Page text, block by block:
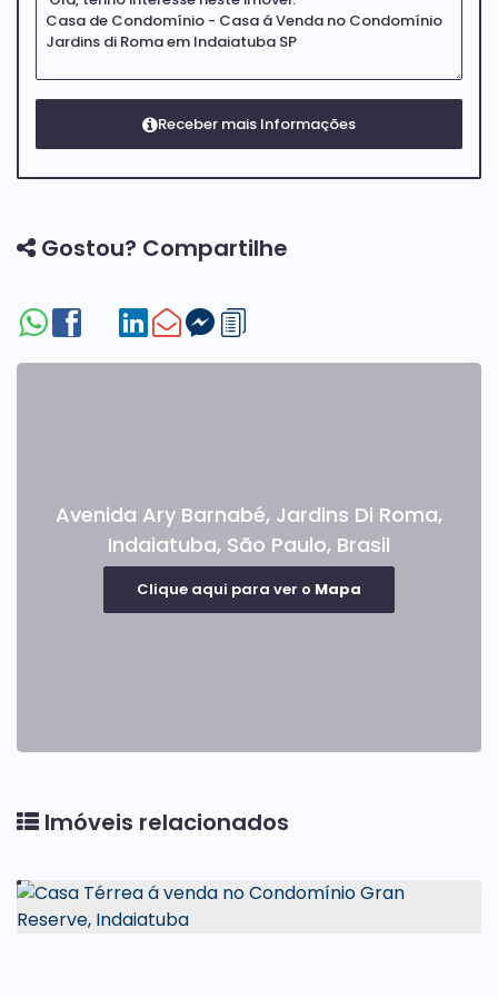
Gostou? Compartilhe
Avenida Ary Barnabé, Jardins Di Roma,
Indaiatuba, São Paulo, Brasil
Clique aqui para ver o Mapa
Imóveis relacionados